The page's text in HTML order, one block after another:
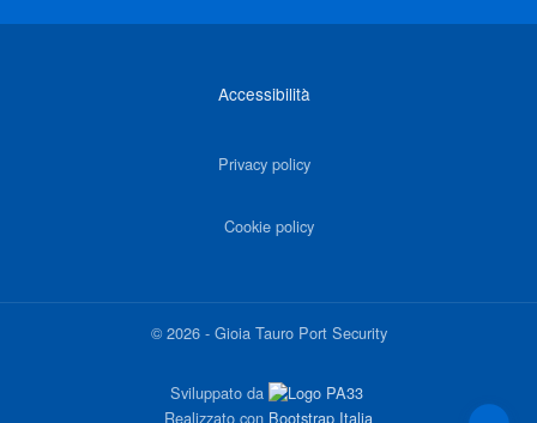
Accessibilità
Privacy policy
Cookie policy
©2026- Gioia Tauro Port Security
Sviluppato da
Realizzato con Bootstrap Italia